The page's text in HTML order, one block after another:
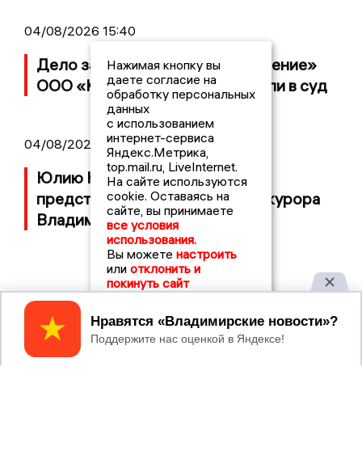
04/08/2026 15:40
Дело застройщика ЖК «Поколение»
ООО «Капитал Строй» передали в суд
04/08/2026 11:36
Юлию Калистову официально
представили в должности прокурора
Владимирской области
ВЛАДИМИРСКИЕ
НОВОСТИ
2017 © NEWSVLADIMIR.RU | СИ
«Информационное агентство
Нажимая кнопку вы
даете согласие на
обработку персональных
данных
с использованием
интернет-сервиса
Яндекс.Метрика,
top.mail.ru, LiveInternet.
На сайте используются
cookie. Оставаясь на
сайте, вы принимаете
все условия
использования.
Вы можете настроить
или отклонить и
покинуть сайт
Принять